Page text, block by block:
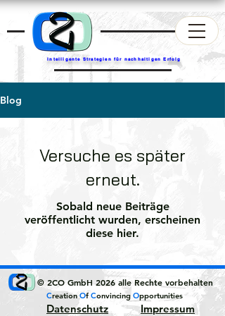
Intelligente Strategien für nachhaltigen Erfolg
Blog
Versuche es später
erneut.
Sobald neue Beiträge
veröffentlicht wurden, erscheinen
diese hier.
© 2CO GmbH 2026 alle Rechte vorbehalten
CreationOf Convincing Opportunities
Datenschutz Impressum